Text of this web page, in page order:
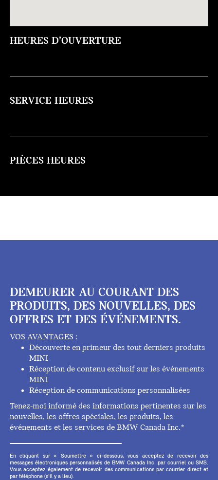
HEURES D’OUVERTURE
SERVICE HEURES
PIÈCES HEURES
DEMEURER AU COURANT DES
PRODUITS, DES NOUVELLES, DES
OFFRES ET DES ÉVÉNEMENTS.
VOS AVANTAGES :
Découverte en primeur des tout derniers produits
MINI
Réception de contenu exclusif sur les événements
MINI
Réception de communications personnalisées
Tenez-moi informé des informations pertinentes sur les
nouvelles, les offres spéciales, les produits, les
événements et les services de BMW Canada Inc.*
En cliquant sur « Soumettre » ci-dessous, vous acceptez de recevoir des
messages électroniques personnalisés de BMW Canada Inc. par courriel ou SMS.
Vous acceptez également de recevoir des communications par courrier direct et
par téléphone (s'il y a lieu).